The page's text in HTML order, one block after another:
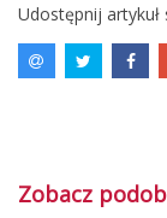
Udostępnij
Zobacz